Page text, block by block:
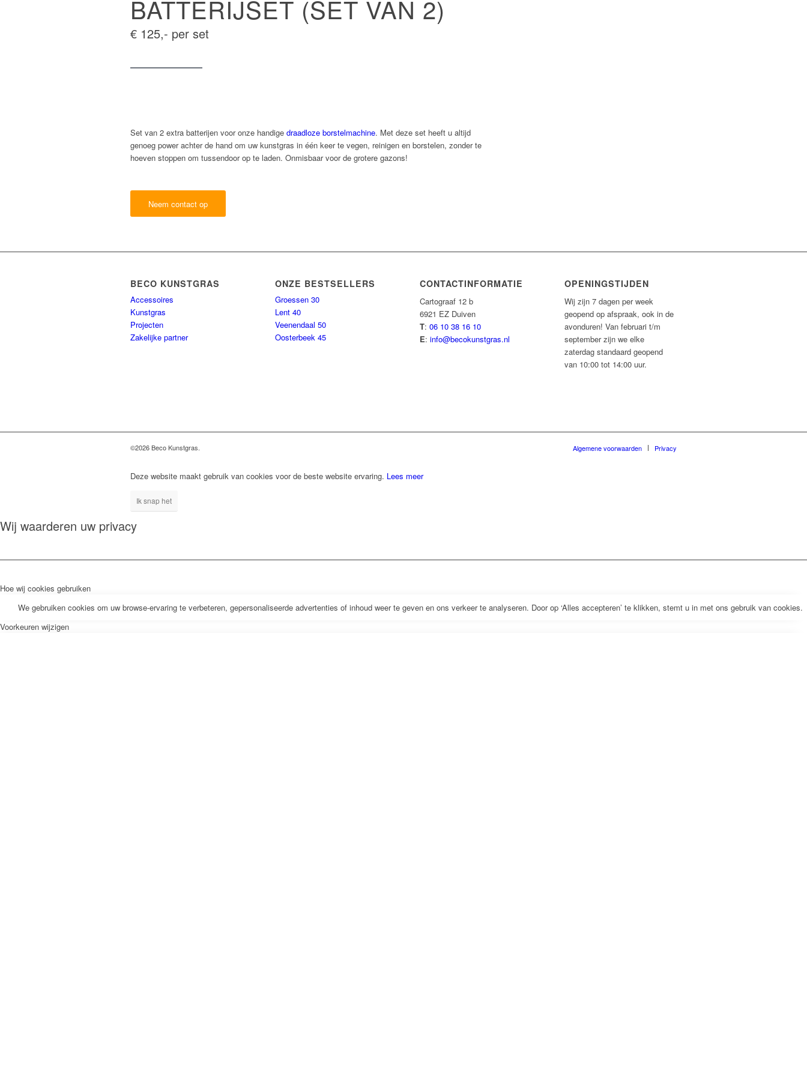
BATTERIJSET (SET VAN 2)
€ 125,- per set
Set van 2 extra batterijen voor onze handige draadloze borstelmachine. Met deze set heeft u altijd
genoeg power achter de hand om uw kunstgras in één keer te vegen, reinigen en borstelen, zonder te
hoeven stoppen om tussendoor op te laden. Onmisbaar voor de grotere gazons!
Neem contact op
BECO KUNSTGRAS
Accessoires
Kunstgras
Projecten
Zakelijke partner
ONZE BESTSELLERS
Groessen 30
Lent 40
Veenendaal 50
Oosterbeek 45
CONTACTINFORMATIE
Cartograaf 12 b
6921 EZ Duiven
T:06 10 38 16 10
E:info@becokunstgras.nl
OPENINGSTIJDEN
Wij zijn 7 dagen per week
geopend op afspraak, ook in de
avonduren! Van februari t/m
september zijn we elke
zaterdag standaard geopend
van 10:00 tot 14:00 uur.
©2026 Beco Kunstgras. Algemene voorwaarden Privacy
Deze website maakt gebruik van cookies voor de beste website ervaring. Lees meer
Ik snap het
Wij waarderen uw privacy
Hoe wij cookies gebruiken
We gebruiken cookies om uw browse-ervaring te verbeteren, gepersonaliseerde advertenties of inhoud weer te geven en ons verkeer te analyseren. Door op ‘Alles accepteren’ te klikken, stemt u in met ons gebruik van cookies.
Voorkeuren wijzigen